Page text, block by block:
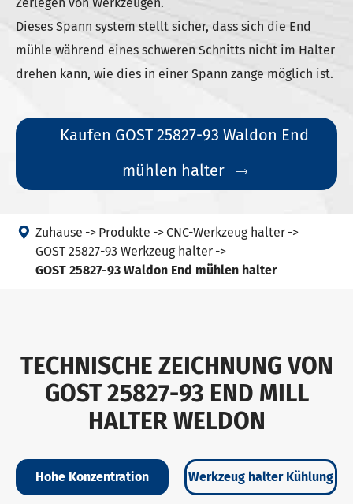
Dieses Spann system stellt sicher, dass sich die End
mühle während eines schweren Schnitts nicht im Halter
drehen kann, wie dies in einer Spann zange möglich ist.
Kaufen GOST 25827-93 Waldon End
mühlen halter

 Zuhause Produkte
CNC-Werkzeug halter
GOST 25827-93 Werkzeug halter
GOST 25827-93 Waldon End mühlen halter
TECHNISCHE ZEICHNUNG VON
GOST 25827-93 END MILL
HALTER WELDON
Hohe Konzentration Werkzeug halter Kühlung